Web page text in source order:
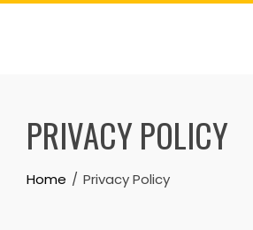
Skip
PRIVACY POLICY
Home Privacy Policy